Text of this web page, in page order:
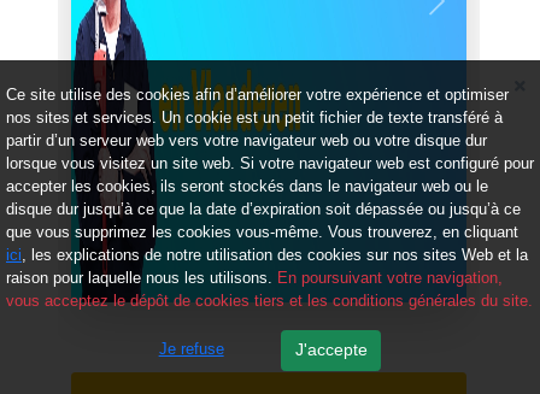
Précédent Suivant
Ce site utilise des cookies afin d’améliorer votre expérience et optimiser
nos sites et services. Un cookie est un petit fichier de texte transféré à
partir d’un serveur web vers votre navigateur web ou votre disque dur
lorsque vous visitez un site web. Si votre navigateur web est configuré pour
accepter les cookies, ils seront stockés dans le navigateur web ou le
disque dur jusqu’à ce que la date d’expiration soit dépassée ou jusqu’à ce
que vous supprimez les cookies vous-même. Vous trouverez, en cliquant
ici, les explications de notre utilisation des cookies sur nos sites Web et la
raison pour laquelle nous les utilisons. En poursuivant votre navigation,
vous acceptez le dépôt de cookies tiers et les conditions générales du site.
Je refuse J'accepte